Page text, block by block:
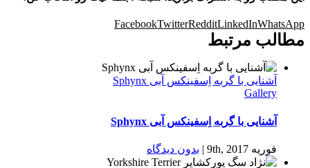
FacebookTwitterRedditLinkedInWhatsApp
مطالب مرتبط
آشنایی با گربه اِسفینکس آبی Sphynx
Gallery
آشنایی با گربه اِسفینکس آبی Sphynx
فوریه 9th, 2017 | بدون ديدگاه